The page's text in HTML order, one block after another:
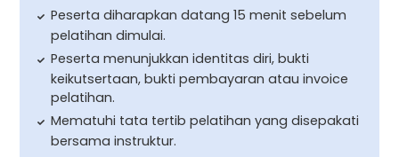
Peserta diharapkan datang 15 menit sebelum
pelatihan dimulai.
Peserta menunjukkan identitas diri, bukti
keikutsertaan, bukti pembayaran atau invoice
pelatihan.
Mematuhi tata tertib pelatihan yang disepakati
bersama instruktur.